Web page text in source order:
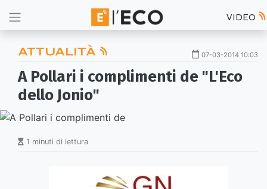
VIDEO
ATTUALITÀ 07-03-2014 10:03
A Pollari i complimenti de "L'Eco
dello Jonio"
1 minuti di lettura